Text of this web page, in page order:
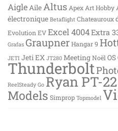
AigleAileAltusApexArt Hobby
électronique Betaflight Chateauroux
Evolution EVExcel 4004Extra
Grafas GraupnerHangar 9
JETI Jeti EX JT280 MeetingNoëlOS
Thunderbolt
ReelSteady Go Ryan PT-22
Models Simprop Topmodel